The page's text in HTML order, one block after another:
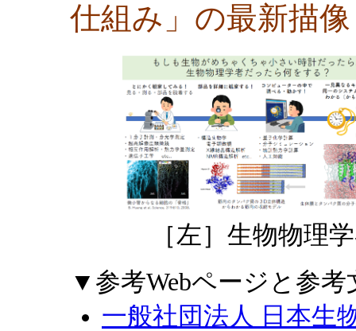
仕組み」の最新描
［左］生物物理
▼参考Webページと参考
一般社団法人 日本生